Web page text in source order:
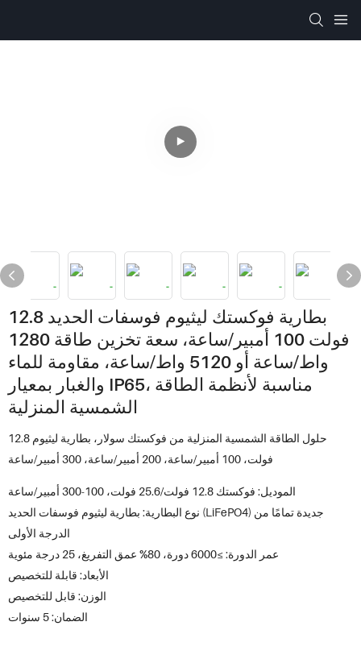
بطارية فوكستك ليثيوم فوسفات الحديد 12.8
فولت 100 أمبير/ساعة، سعة تخزين طاقة 1280
واط/ساعة أو 5120 واط/ساعة، مقاومة للماء
والغبار بمعيار IP65، مناسبة لأنظمة الطاقة
الشمسية المنزلية
حلول الطاقة الشمسية المنزلية من فوكستك سولار، بطارية ليثيوم 12.8
فولت، 100 أمبير/ساعة، 200 أمبير/ساعة، 300 أمبير/ساعة
الموديل: فوكستك 12.8 فولت/25.6 فولت، 100-300 أمبير/ساعة
نوع البطارية: بطارية ليثيوم فوسفات الحديد (LiFePO4) جديدة تمامًا من
الدرجة الأولى
عمر الدورة: ≥6000 دورة، 80% عمق التفريغ، 25 درجة مئوية
الأبعاد: قابلة للتخصيص
الوزن: قابل للتخصيص
الضمان: 5 سنوات